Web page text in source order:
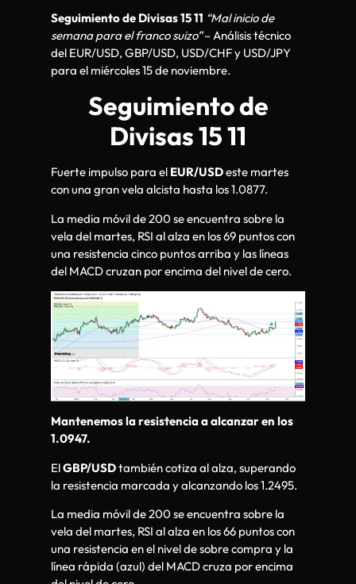
Seguimiento de Divisas 15 11 “Mal inicio de
semana para el franco suizo”– Análisis técnico
del EUR/USD, GBP/USD, USD/CHF y USD/JPY
para el miércoles 15 de noviembre.
Seguimiento de
Divisas 15 11
Fuerte impulso para el EUR/USDeste martes
con una gran vela alcista hasta los 1.0877.
La media móvil de 200 se encuentra sobre la
vela del martes, RSI al alza en los 69 puntos con
una resistencia cinco puntos arriba y las líneas
del MACD cruzan por encima del nivel de cero.
Mantenemos la resistencia a alcanzar en los
1.0947.
ElGBP/USDtambién cotiza al alza, superando
la resistencia marcada y alcanzando los 1.2495.
La media móvil de 200 se encuentra sobre la
vela del martes, RSI al alza en los 66 puntos con
una resistencia en el nivel de sobre compra y la
línea rápida (azul) del MACD cruza por encima